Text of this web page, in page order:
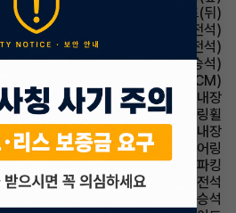
시트 열선시트(뒤)
시트 메모리시트(운전석)
시트 통풍시트(운전석)
시트 통풍시트(동승석)
룸미러 전자식 룸미러(ECM)
룸미러 하이패스 내장
스티어링휠 가죽스티어링휠
스티어링휠 열선내장
스티어링휠 텔레스코픽 스티어링
파킹 전자식 파킹
에어백 운전석
에어백 동승석